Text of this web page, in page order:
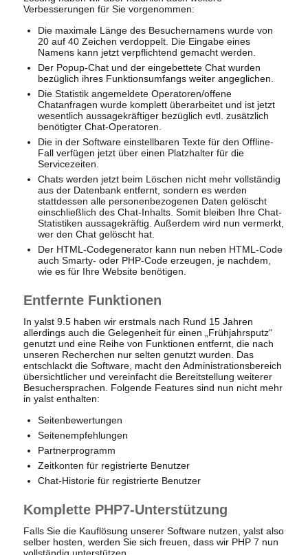
Verbesserungen für Sie vorgenommen:
Die maximale Länge des Besuchernamens wurde von
20 auf 40 Zeichen verdoppelt. Die Eingabe eines
Namens kann jetzt verpflichtend gemacht werden.
Der Popup-Chat und der eingebettete Chat wurden
bezüglich ihres Funktionsumfangs weiter angeglichen.
Die Statistik angemeldete Operatoren/offene
Chatanfragen wurde komplett überarbeitet und ist jetzt
wesentlich aussagekräftiger bezüglich evtl. zusätzlich
benötigter Chat-Operatoren.
Die in der Software einstellbaren Texte für den Offline-
Fall verfügen jetzt über einen Platzhalter für die
Servicezeiten.
Chats werden jetzt beim Löschen nicht mehr vollständig
aus der Datenbank entfernt, sondern es werden
stattdessen alle personenbezogenen Daten gelöscht
einschließlich des Chat-Inhalts. Somit bleiben Ihre Chat-
Statistiken aussagekräftig. Außerdem wird nun vermerkt,
wer den Chat gelöscht hat.
Der HTML-Codegenerator kann nun neben HTML-Code
auch Smarty- oder PHP-Code erzeugen, je nachdem,
wie es für Ihre Website benötigen.
Entfernte Funktionen
In yalst 9.5 haben wir erstmals nach Rund 15 Jahren
allerdings auch die Gelegenheit für einen „Frühjahrsputz“
genutzt und eine Reihe von Funktionen entfernt, die nach
unseren Recherchen nur selten genutzt wurden. Das
entschlackt die Software, macht den Administrationsbereich
übersichtlicher und vereinfacht die Bereitstellung weiterer
Besuchersprachen. Folgende Features sind nun nicht mehr
in yalst enthalten:
Seitenbewertungen
Seitenempfehlungen
Partnerprogramm
Zeitkonten für registrierte Benutzer
Chat-Historie für registrierte Benutzer
Komplette PHP7-Unterstützung
Falls Sie die Kauflösung unserer Software nutzen, yalst also
selber hosten, werden Sie sich freuen, dass wir PHP 7 nun